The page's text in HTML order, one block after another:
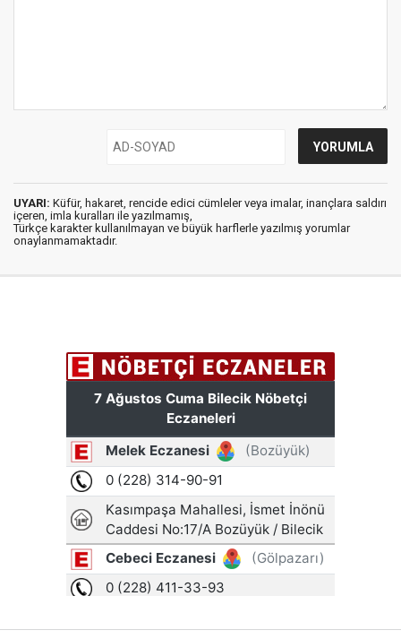
UYARI: Küfür, hakaret, rencide edici cümleler veya imalar, inançlara saldırı
içeren, imla kuralları ile yazılmamış,
Türkçe karakter kullanılmayan ve büyük harflerle yazılmış yorumlar
onaylanmamaktadır.